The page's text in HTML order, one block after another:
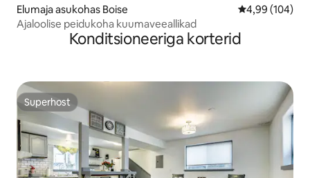
Elumaja asukohas Boise Keskmine
4,99 (104)
Ajaloolise peidukoha kuumaveeallikad
Konditsioneeriga korterid
Superhost
Superhost